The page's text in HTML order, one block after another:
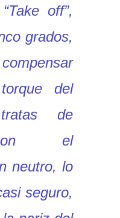
off”,
grados,
del
de
el
neutro, lo
seguro,